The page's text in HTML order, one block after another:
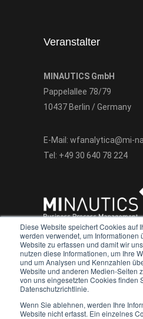
Diese Website speichert Cookies auf
werden verwendet, um Informationen
Website zu erfassen und damit wir
nutzen diese Informationen, um Ihre
und um Analysen und Kennzahlen
Website und anderen Medien-Seiten
von uns eingesetzten Cookies finden
Datenschutzrichtlinie.
Wenn Sie ablehnen, werden Ihre
Website nicht erfasst. Ein einzelnes
We value your privacy
personalised ads or content,
Veranstalter
MINAUTICS GmbH
Pappelallee 78/79
10437 Berlin / Germany
E-Mail: wfanalytica@mi-
Tel: +49 30 640 78 224